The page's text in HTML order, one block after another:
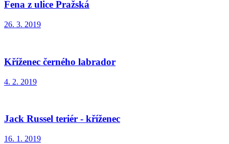
Fena z ulice Pražská
26. 3. 2019
Kříženec černého labrador
4. 2. 2019
Jack Russel teriér - kříženec
16. 1. 2019